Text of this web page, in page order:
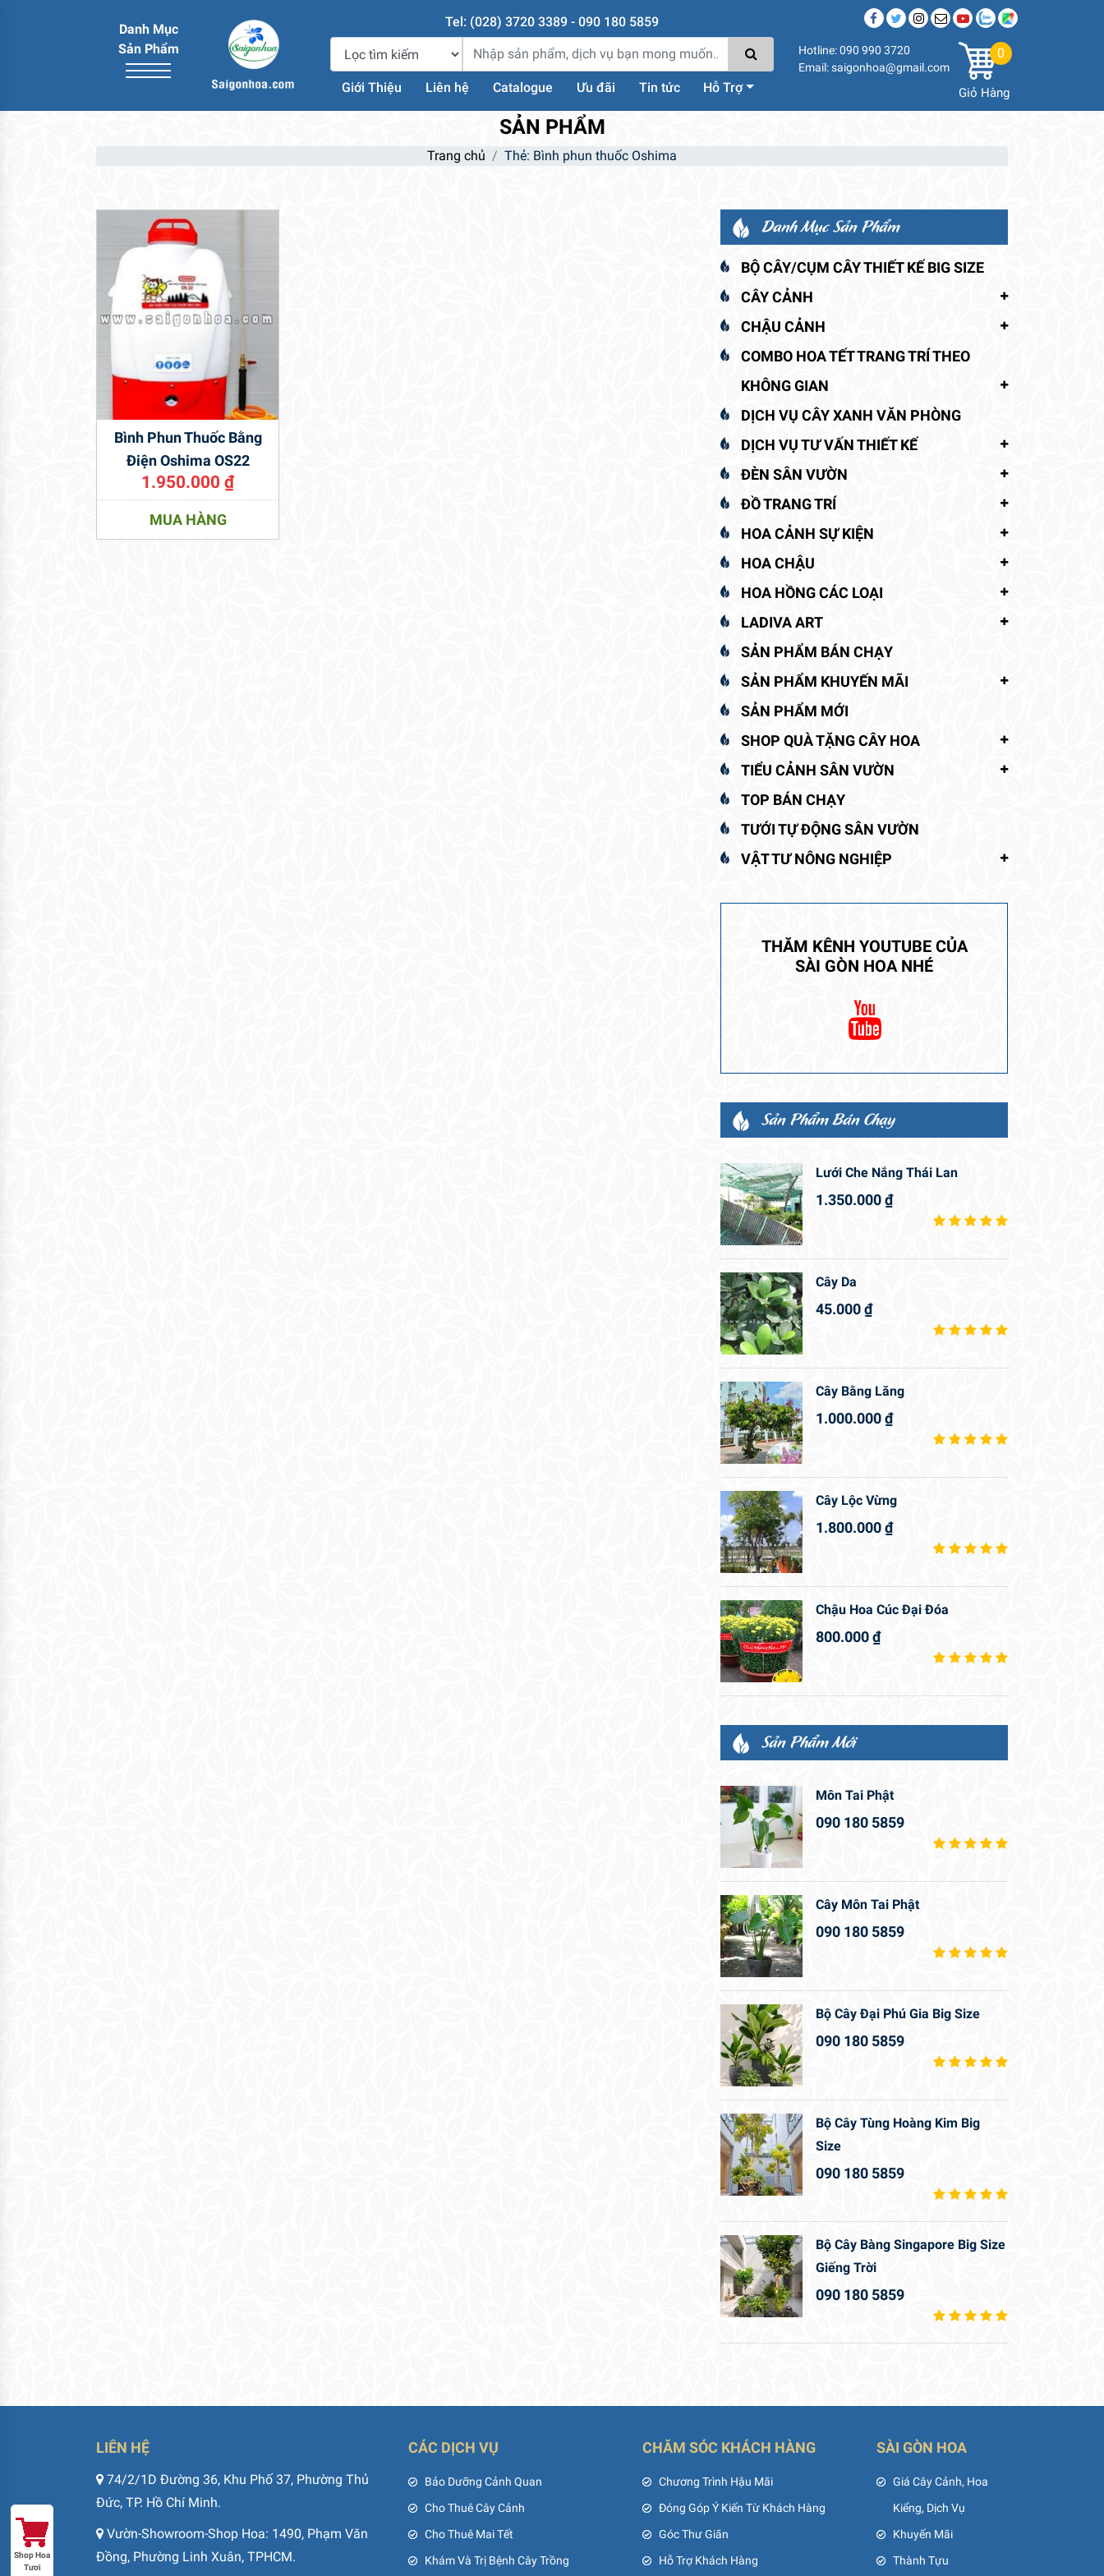
Danh Mục
Sản Phẩm
Tel: (028) 3720 3389 - 090 180 5859
Giới Thiệu Liên hệ Catalogue Ưu đãi Tin tức Hỗ Trợ
Hotline: 090 990 3720
Email: saigonhoa@gmail.com
0
Giỏ Hàng
SẢN PHẨM
Trang chủ Thẻ: Bình phun thuốc Oshima
Bình Phun Thuốc Bằng
Điện Oshima OS22
1.950.000₫
MUA HÀNG
Danh Mục Sản Phẩm
BỘ CÂY/CỤM CÂY THIẾT KẾ BIG SIZE
CÂY CẢNH
CHẬU CẢNH
COMBO HOA TẾT TRANG TRÍ THEO
KHÔNG GIAN
DỊCH VỤ CÂY XANH VĂN PHÒNG
DỊCH VỤ TƯ VẤN THIẾT KẾ
ĐÈN SÂN VƯỜN
ĐỒ TRANG TRÍ
HOA CẢNH SỰ KIỆN
HOA CHẬU
HOA HỒNG CÁC LOẠI
LADIVA ART
SẢN PHẨM BÁN CHẠY
SẢN PHẨM KHUYẾN MÃI
SẢN PHẨM MỚI
SHOP QUÀ TẶNG CÂY HOA
TIỂU CẢNH SÂN VƯỜN
TOP BÁN CHẠY
TƯỚI TỰ ĐỘNG SÂN VƯỜN
VẬT TƯ NÔNG NGHIỆP
THĂM KÊNH YOUTUBE CỦA
SÀI GÒN HOA NHÉ
Sản Phẩm Bán Chạy
Lưới Che Nắng Thái Lan
1.350.000₫
Cây Da
45.000₫
Cây Bằng Lăng
1.000.000₫
Cây Lộc Vừng
1.800.000₫
Chậu Hoa Cúc Đại Đóa
800.000₫
Sản Phẩm Mới
Môn Tai Phật
090 180 5859
Cây Môn Tai Phật
090 180 5859
Bộ Cây Đại Phú Gia Big Size
090 180 5859
Bộ Cây Tùng Hoàng Kim Big
Size
090 180 5859
Bộ Cây Bàng Singapore Big Size
Giếng Trời
090 180 5859
LIÊN HỆ
74/2/1D Đường 36, Khu Phố 37, Phường Thủ
Đức, TP. Hồ Chí Minh.
Vườn-Showroom-Shop Hoa: 1490, Phạm Văn
Đồng, Phường Linh Xuân, TPHCM.
CÁC DỊCH VỤ
Bảo Dưỡng Cảnh Quan
Cho Thuê Cây Cảnh
Cho Thuê Mai Tết
Khám Và Trị Bệnh Cây Trồng
CHĂM SÓC KHÁCH HÀNG
Chương Trình Hậu Mãi
Đóng Góp Ý Kiến Từ Khách Hàng
Góc Thư Giãn
Hỗ Trợ Khách Hàng
SÀI GÒN HOA
Giá Cây Cảnh, Hoa
Kiểng, Dịch Vụ
Khuyến Mãi
Thành Tựu
Shop Hoa
Tươi